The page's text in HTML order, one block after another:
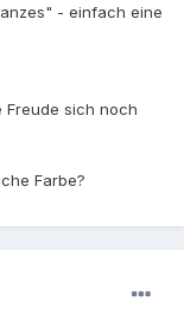
- einfach eine
Freude sich noch
Farbe?